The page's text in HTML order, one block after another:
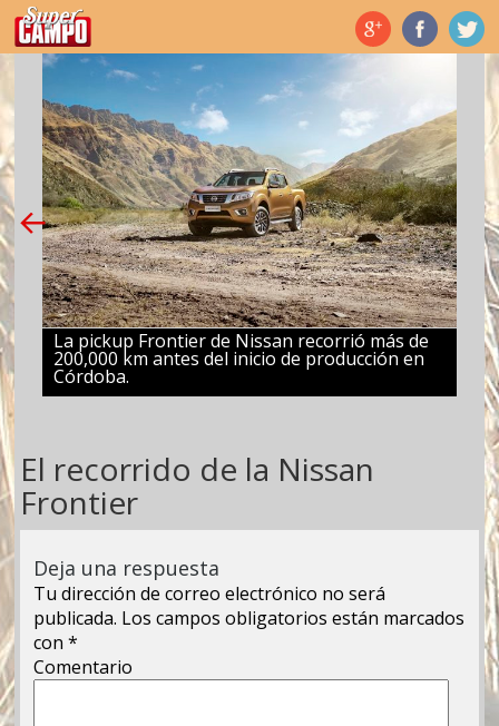
Temas de hoy
La pickup Frontier de Nissan recorrió más de
200,000 km antes del inicio de producción en
Córdoba.
El recorrido de la Nissan
Frontier
Deja una respuesta
Tu dirección de correo electrónico no será
publicada. Los campos obligatorios están marcados
con*
Comentario